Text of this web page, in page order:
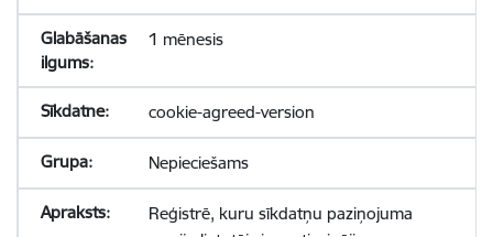
1 mēnesis
cookie-agreed-version
Nepieciešams
Reģistrē, kuru sīkdatņu paziņojuma